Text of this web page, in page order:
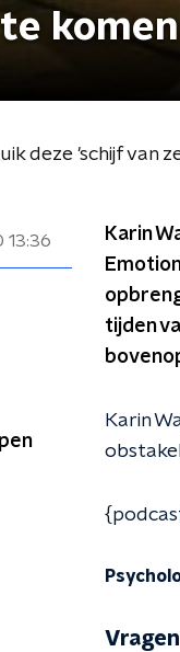
komen
deze 'schijf van
13:36
Karin
tijden
Karin